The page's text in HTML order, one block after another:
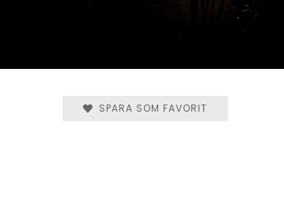
SPARA SOM FAVORIT